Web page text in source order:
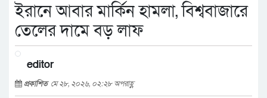
ইরানে আবার মার্কিন হামলা, বিশ্ববাজারে
তেলের দামে বড় লাফ
editor
প্রকাশিত মে ২৮, ২০২৬, ০২:২৮ অপরাহ্ণ